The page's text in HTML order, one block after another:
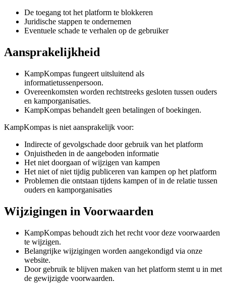
De toegang tot het platform te blokkeren
Juridische stappen te ondernemen
Eventuele schade te verhalen op de gebruiker
Aansprakelijkheid
KampKompas fungeert uitsluitend als
informatietussenpersoon.
Overeenkomsten worden rechtstreeks gesloten tussen ouders
en kamporganisaties.
KampKompas behandelt geen betalingen of boekingen.
KampKompas is niet aansprakelijk voor:
Indirecte of gevolgschade door gebruik van het platform
Onjuistheden in de aangeboden informatie
Het niet doorgaan of wijzigen van kampen
Het niet of niet tijdig publiceren van kampen op het platform
Problemen die ontstaan tijdens kampen of in de relatie tussen
ouders en kamporganisaties
Wijzigingen in Voorwaarden
KampKompas behoudt zich het recht voor deze voorwaarden
te wijzigen.
Belangrijke wijzigingen worden aangekondigd via onze
website.
Door gebruik te blijven maken van het platform stemt u in met
de gewijzigde voorwaarden.